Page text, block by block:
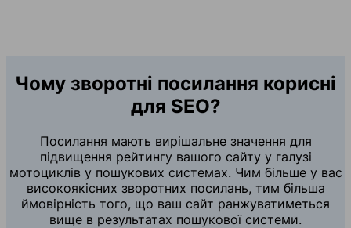
Чому зворотні посилання корисні
для SEO?
Посилання мають вирішальне значення для
підвищення рейтингу вашого сайту у галузі
мотоциклів у пошукових системах. Чим більше у вас
високоякісних зворотних посилань, тим більша
ймовірність того, що ваш сайт ранжуватиметься
вище в результатах пошукової системи.